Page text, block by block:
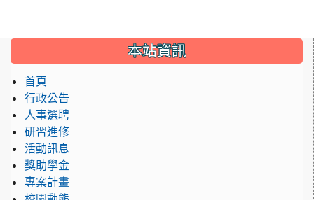
::: 本站資訊
首頁
行政公告
人事選聘
研習進修
活動訊息
獎助學金
專案計畫